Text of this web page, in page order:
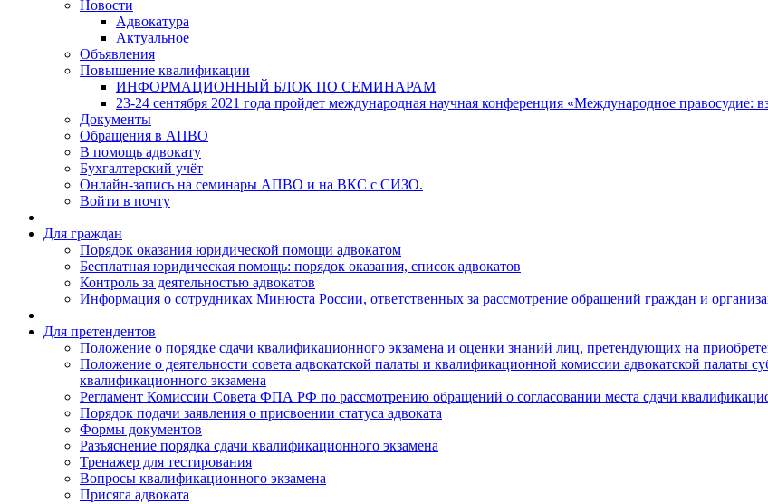
Новости
Адвокатура
Актуальное
Объявления
Повышение квалификации
ИНФОРМАЦИОННЫЙ БЛОК ПО СЕМИНАРАМ
23-24 сентября 2021 года пройдет международная научная конференция «Международное правосудие:
Документы
Обращения в АПВО
В помощь адвокату
Бухгалтерский учёт
Онлайн-запись на семинары АПВО и на ВКС с СИЗО.
Войти в почту
Для граждан
Порядок оказания юридической помощи адвокатом
Бесплатная юридическая помощь: порядок оказания, список адвокатов
Контроль за деятельностью адвокатов
Информация о сотрудниках Минюста России, ответственных за рассмотрение обращений граждан и
Для претендентов
Положение о порядке сдачи квалификационного экзамена и оценки знаний лиц, претендующих на
Положение о деятельности совета адвокатской палаты и квалификационной комиссии адвокатской палаты
квалификационного экзамена
Регламент Комиссии Совета ФПА РФ по рассмотрению обращений о согласовании места сдачи
Порядок подачи заявления о присвоении статуса адвоката
Формы документов
Разъяснение порядка сдачи квалификационного экзамена
Тренажер для тестирования
Вопросы квалификационного экзамена
Присяга адвоката